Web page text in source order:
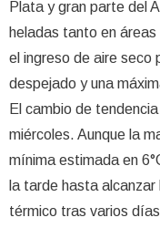
Plata y gran parte del
heladas tanto en
el ingreso de aire seco
despejado y una
El cambio de
miércoles. Aunque la
mínima estimada en
la tarde hasta alcanzar
térmico tras varios